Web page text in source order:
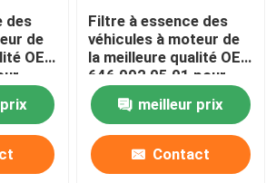
des
de
OE :
Filtre à essence des
véhicules à moteur de
la meilleure qualité OE :
646 092 05 01 pour
MERCEDES-BENZ,
SMARTmeilleur prix
Contact